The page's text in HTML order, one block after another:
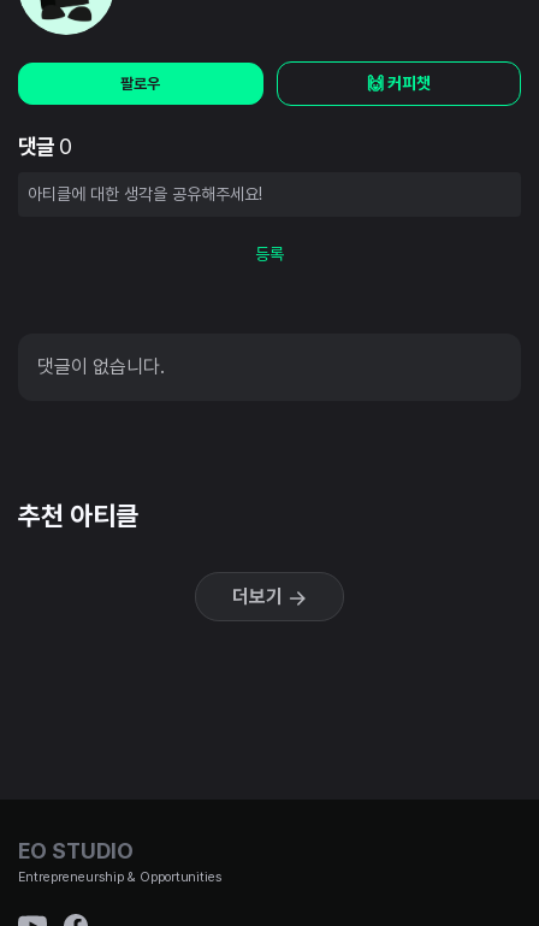
팔로우 🙌 커피챗
댓글 0
등록
댓글이 없습니다.
추천 아티클
더보기
EO STUDIO
Entrepreneurship & Opportunities